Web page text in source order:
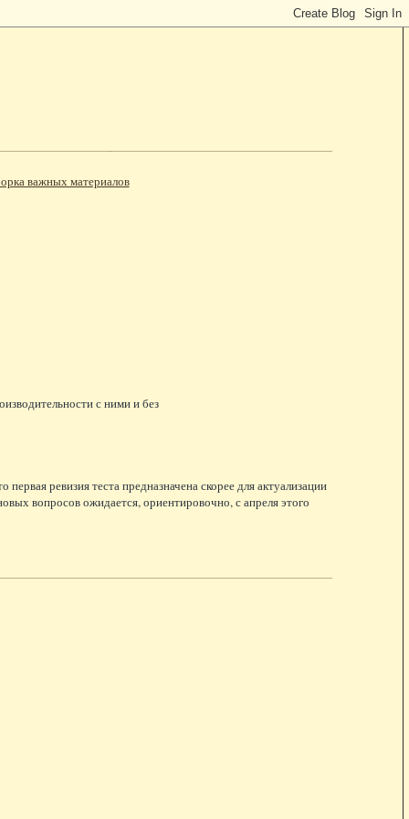
важных материалов
с ними и без
ревизия теста предназначена скорее для актуализации
вопросов ожидается, ориентировочно, с апреля этого